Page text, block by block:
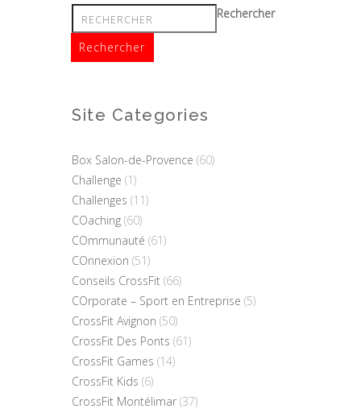
Rechercher
Site Categories
Box Salon-de-Provence (60)
Challenge (1)
Challenges (11)
COaching (60)
COmmunauté (61)
COnnexion (51)
Conseils CrossFit (66)
COrporate – Sport en Entreprise (5)
CrossFit Avignon (50)
CrossFit Des Ponts (61)
CrossFit Games (14)
CrossFit Kids (6)
CrossFit Montélimar (37)